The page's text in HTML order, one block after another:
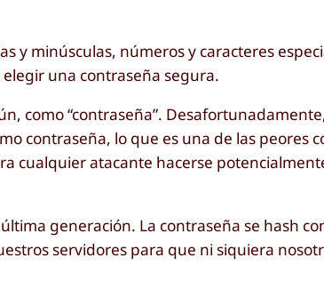
y minúsculas, números y caracteres
elegir una contraseña segura.
como “contraseña”.
contraseña, lo que es una de las peores
cualquier atacante hacerse
generación. La contraseña se hash
servidores para que ni siquiera